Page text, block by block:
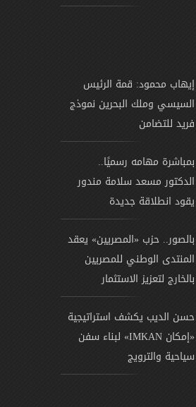
إيهاب محمود: قمة الرئيس
السيسي وملك البحرين نموذج
فريد للتضامن
بمباشرة مهامه رسميًا..
الدكتور مسعد سلامة مندور
يقود انطلاقة جديدة
بالصور.. حزب «المصريين» يعقد
المنتدى الوطني للمصريين
بالخارج لتعزيز الاستثمار
حسن الديب يكشف استراتيجية
«إمكان IMKAN» لبناء سفن
سياحية والترويج